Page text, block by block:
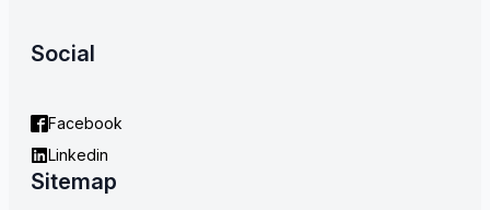
Social
Facebook
Linkedin
Sitemap